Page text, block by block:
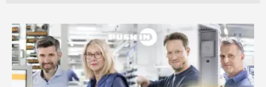
Soluções de conexão PUSH IN